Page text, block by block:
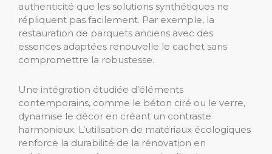
authenticité que les solutions synthétiques ne
répliquent pas facilement. Par exemple, la
restauration de parquets anciens avec des
essences adaptées renouvelle le cachet sans
compromettre la robustesse.
Une intégration étudiée d’éléments
contemporains, comme le béton ciré ou le verre,
dynamise le décor en créant un contraste
harmonieux. L’utilisation de matériaux écologiques
renforce la durabilité de la rénovation en